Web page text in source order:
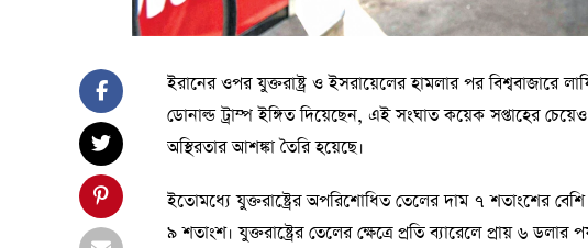
ইরানের ওপর যুক্তরাষ্ট্র ও ইসরায়েলের হামলার পর বিশ্ববাজারে
ডোনাল্ড ট্রাম্প ইঙ্গিত দিয়েছেন, এই সংঘাত কয়েক সপ্তাহের
অস্থিরতার আশঙ্কা তৈরি হয়েছে।
ইতোমধ্যে যুক্তরাষ্ট্রের অপরিশোধিত তেলের দাম ৭ শতাংশের বেশি
৯ শতাংশ। যুক্তরাষ্ট্রের তেলের ক্ষেত্রে প্রতি ব্যারেলে প্রায় ৬ ডলার